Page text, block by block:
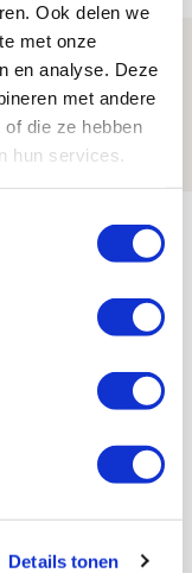
Ook delen we
met onze
en analyse. Deze
met andere
die ze hebben
hun services.
Details tonen
opzij en
Dublin
meiden